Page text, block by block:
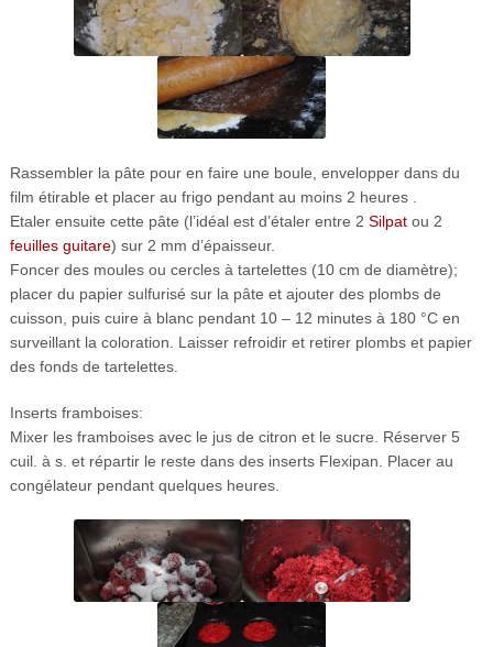
Rassembler la pâte pour en faire une boule, envelopper dans du
film étirable et placer au frigo pendant au moins 2 heures .
Etaler ensuite cette pâte (l’idéal est d’étaler entre 2 Silpatou 2
feuilles guitare) sur 2 mm d’épaisseur.
Foncer des moules ou cercles à tartelettes (10 cm de diamètre);
placer du papier sulfurisé sur la pâte et ajouter des plombs de
cuisson, puis cuire à blanc pendant 10 – 12 minutes à 180 °C en
surveillant la coloration. Laisser refroidir et retirer plombs et papier
des fonds de tartelettes.
Inserts framboises:
Mixer les framboises avec le jus de citron et le sucre. Réserver 5
cuil. à s. et répartir le reste dans des inserts Flexipan. Placer au
congélateur pendant quelques heures.